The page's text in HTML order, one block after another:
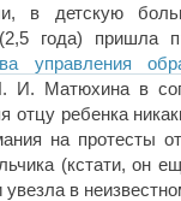
в детскую
года) пришла
управления
И. Матюхина в
отцу ребенка
на протесты
(кстати, он
в